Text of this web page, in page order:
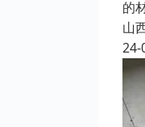
的
山
24-